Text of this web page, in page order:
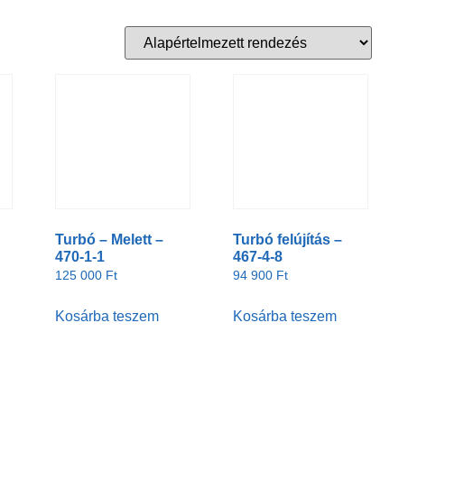
Turbó – Melett –
470-1-1
125 000 Ft
Kosárba teszem
Turbó felújítás –
467-4-8
94 900 Ft
Kosárba teszem